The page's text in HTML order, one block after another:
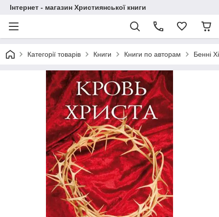
Інтернет - магазин Християнської книги
Категорії товарів Книги Книги по авторам Бенні